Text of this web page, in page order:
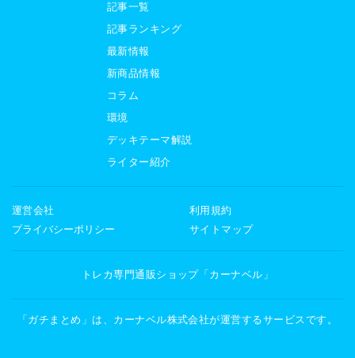
記事一覧
記事ランキング
最新情報
新商品情報
コラム
環境
デッキテーマ解説
ライター紹介
運営会社
利用規約
プライバシーポリシー
サイトマップ
トレカ専門通販ショップ「カーナベル」
「ガチまとめ」は、カーナベル株式会社が運営するサービスです。